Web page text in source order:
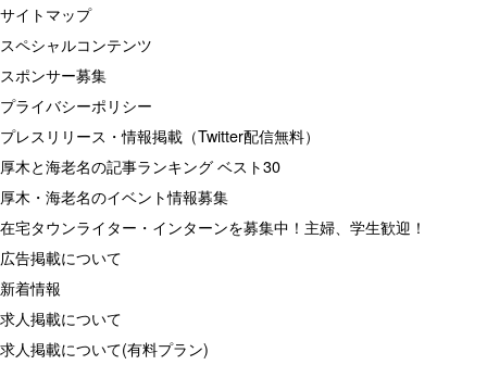
サイトマップ
スペシャルコンテンツ
スポンサー募集
プライバシーポリシー
プレスリリース・情報掲載（Twitter配信無料）
厚木と海老名の記事ランキング ベスト30
厚木・海老名のイベント情報募集
在宅タウンライター・インターンを募集中！主婦、学生歓迎！
広告掲載について
新着情報
求人掲載について
求人掲載について(有料プラン)